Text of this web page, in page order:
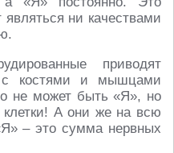
ни качествами
приводят
с костями и мышцами
не может быть «Я», но
А они же на всю
– это сумма нервных